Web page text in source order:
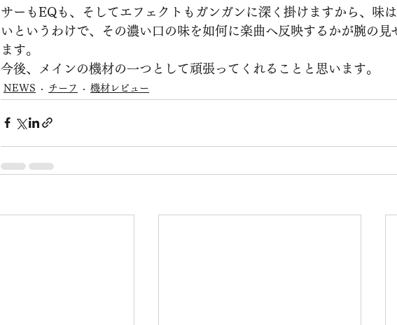
サーもEQも、そしてエフェクトもガンガンに深く掛けますから、味
いというわけで、その濃い口の味を如何に楽曲へ反映するかが腕の見
ます。
今後、メインの機材の一つとして頑張ってくれることと思います。
NEWS チーフ 機材レビュー